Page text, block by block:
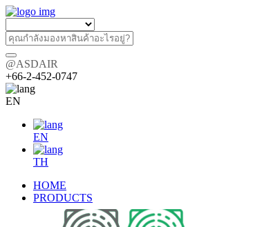
@ASDAIR
+66-2-452-0747
EN
EN
TH
HOME
PRODUCTS